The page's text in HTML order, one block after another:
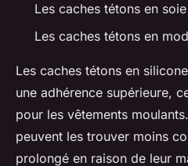
Les caches tétons en
Les caches tétons en
Les caches tétons en
une adhérence supérieure,
pour les vêtements
peuvent les trouver moins
prolongé en raison de leur